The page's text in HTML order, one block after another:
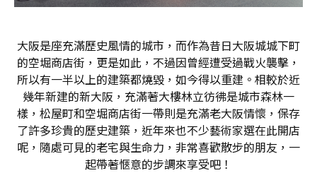
大阪是座充滿歷史風情的城市，而作為昔日大阪城城下町
的空堀商店街，更是如此，不過因曾經遭受過戰火襲擊，
所以有一半以上的建築都燒毀，如今得以重建。相較於近
幾年新建的新大阪，充滿著大樓林立彷彿是城市森林一
樣，松屋町和空堀商店街一帶則是充滿老大阪情懷，保存
了許多珍貴的歷史建築，近年來也不少藝術家選在此開店
呢，隨處可見的老宅與生命力，非常喜歡散步的朋友，一
起帶著愜意的步調來享受吧！